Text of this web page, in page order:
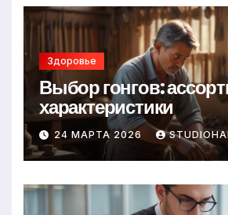
Здоровье
Выбор гонгов:
характеристики
24 МАРТА 2026